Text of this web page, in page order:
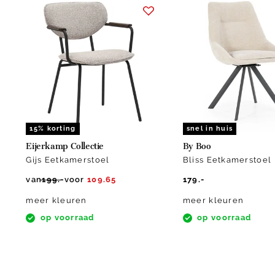
15% korting
Eijerkamp Collectie
Gijs Eetkamerstoel
van199.-voor 109.65
meer kleuren
op voorraad
snel in huis
By Boo
Bliss Eetkamerstoel
179.-
meer kleuren
op voorraad